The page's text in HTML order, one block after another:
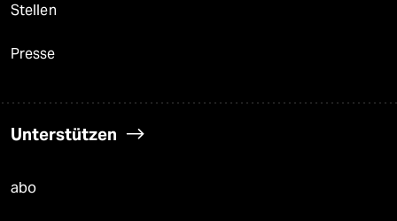
Stellen
Presse
Unterstützen
abo